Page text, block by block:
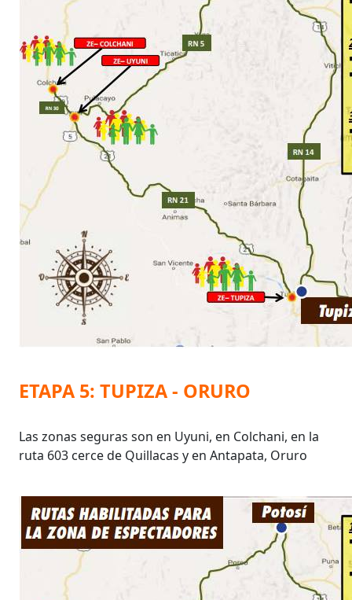
ETAPA 5: TUPIZA - ORURO
Las zonas seguras son en Uyuni, en Colchani, en la
ruta 603 cerce de Quillacas y en Antapata, Oruro